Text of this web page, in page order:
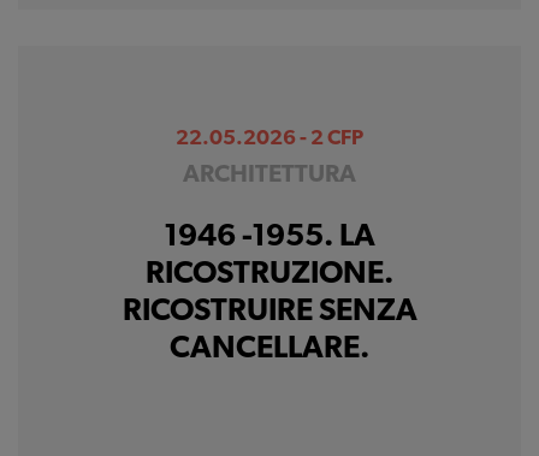
22.05.2026 - 2 CFP
ARCHITETTURA
1946 -1955. LA
RICOSTRUZIONE.
RICOSTRUIRE SENZA
CANCELLARE.